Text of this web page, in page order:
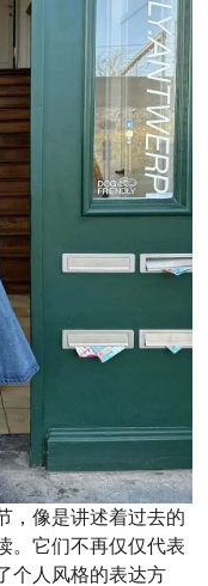
，像是讲述着过去的
。它们不再仅仅代表
个人风格的表达方